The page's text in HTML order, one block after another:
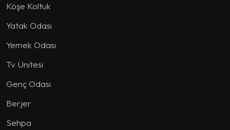
Köşe Koltuk
Yatak Odası
Yemek Odası
Tv Ünitesi
Genç Odası
Berjer
Sehpa